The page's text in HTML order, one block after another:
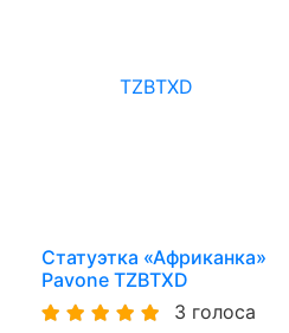
Статуэтка «Африканка»
Pavone TZBTXD
3 голоса